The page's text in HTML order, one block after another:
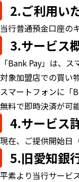
2.ご利用い
当行普通預金口座の
3.サービス
「Bank Pay」は、
対象加盟店での買い
スマートフォンに「
無料で即時決済が可
4.サービス
現在、ご提供開始日
5.旧愛知銀
平素より当行サービ